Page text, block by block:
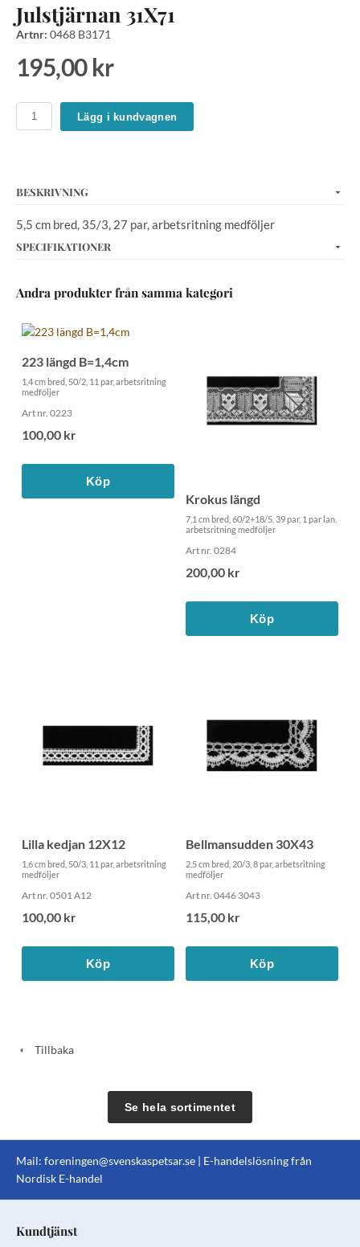
Julstjärnan 31X71
Artnr: 0468 B3171
195,00 kr
Lägg i kundvagnen
BESKRIVNING
5,5 cm bred, 35/3, 27 par, arbetsritning medföljer
SPECIFIKATIONER
Andra produkter från samma kategori
223 längd B=1,4cm
1,4 cm bred, 50/2, 11 par, arbetsritning
medföljer
Art nr. 0223
100,00 kr
Köp
Krokus längd
7,1 cm bred, 60/2+18/5, 39 par, 1 par lan,
arbetsritning medföljer
Art nr. 0284
200,00 kr
Köp
Lilla kedjan 12X12
1,6 cm bred, 50/3, 11 par, arbetsritning
medföljer
Art nr. 0501 A12
100,00 kr
Köp
Bellmansudden 30X43
2,5 cm bred, 20/3, 8 par, arbetsritning
medföljer
Art nr. 0446 3043
115,00 kr
Köp
Tillbaka
Se hela sortimentet
Mail: foreningen@svenskaspetsar.se | E-handelslösning från
Nordisk E-handel
Kundtjänst